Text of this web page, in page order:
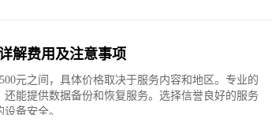
解费用及注意事项
元之间，具体价格取决于服务内容和地区。专业的
能提供数据备份和恢复服务。选择信誉良好的服务
备安全。